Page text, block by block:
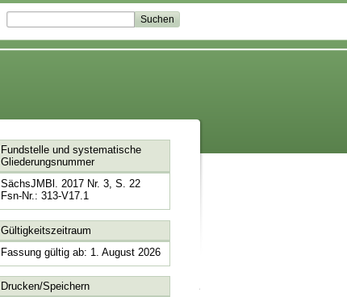
Fundstelle und systematische
Gliederungsnummer
SächsJMBl. 2017 Nr. 3, S. 22
Fsn-Nr.: 313-V17.1
Gültigkeitszeitraum
Fassung gültig ab: 1. August 2026
Drucken/Speichern